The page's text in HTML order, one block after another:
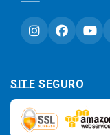
SITE SEGURO